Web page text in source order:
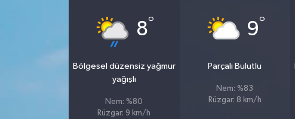
8°
Bölgesel düzensiz yağmur
yağışlı
Nem: %80
Rüzgar: 9 km/h
9°
Parçalı Bulutlu
Nem: %83
Rüzgar: 8 km/h